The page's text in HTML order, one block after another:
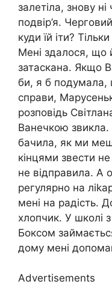
залетіла, знову ні
подвір’я.
куди їй іти?
Мені здалося, що
затаскана. Якщо
би, я б подумала,
справи,
розповідь
Ванечкою
бачила, як ми
кінцями звести
не відправила. А
регулярно на
мені на радість.
хлопчик. У школі
Боксом
дому мені
Advertisements